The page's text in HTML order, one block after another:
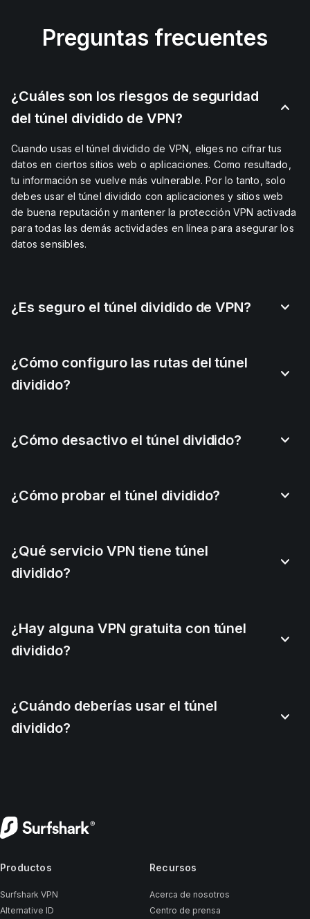
Preguntas frecuentes
¿Cuáles son los riesgos de seguridad
del túnel dividido de VPN?
Cuando usas el túnel dividido de VPN, eliges no cifrar tus
datos en ciertos sitios web o aplicaciones. Como resultado,
tu información se vuelve más vulnerable. Por lo tanto, solo
debes usar el túnel dividido con aplicaciones y sitios web
de buena reputación y mantener la protección VPN activada
para todas las demás actividades en línea para asegurar los
datos sensibles.
¿Es seguro el túnel dividido de VPN?
¿Cómo configuro las rutas del túnel
dividido?
¿Cómo desactivo el túnel dividido?
¿Cómo probar el túnel dividido?
¿Qué servicio VPN tiene túnel
dividido?
¿Hay alguna VPN gratuita con túnel
dividido?
¿Cuándo deberías usar el túnel
dividido?
Productos
Surfshark VPN
Alternative ID
Recursos
Acerca de nosotros
Centro de prensa